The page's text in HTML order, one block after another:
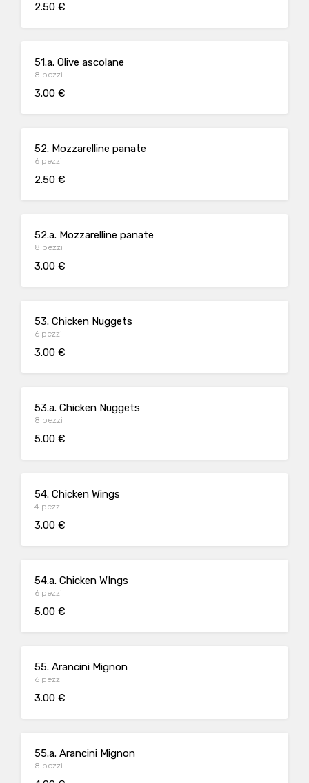
2.50 €
51.a. Olive ascolane
8 pezzi
3.00 €
52. Mozzarelline panate
6 pezzi
2.50 €
52.a. Mozzarelline panate
8 pezzi
3.00 €
53. Chicken Nuggets
6 pezzi
3.00 €
53.a. Chicken Nuggets
8 pezzi
5.00 €
54. Chicken Wings
4 pezzi
3.00 €
54.a. Chicken WIngs
6 pezzi
5.00 €
55. Arancini Mignon
6 pezzi
3.00 €
55.a. Arancini Mignon
8 pezzi